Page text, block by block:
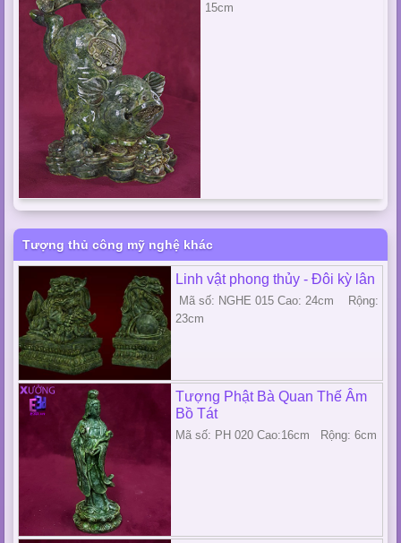
15cm
Tượng thủ công mỹ nghệ khác
Linh vật phong thủy - Đôi kỳ lân
Mã số: NGHE 015 Cao: 24cm Rộng:
23cm
Tượng Phật Bà Quan Thế Âm
Bồ Tát
Mã số: PH 020 Cao:16cm Rộng: 6cm